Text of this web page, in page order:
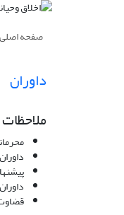
صفحه اصلی
داوران